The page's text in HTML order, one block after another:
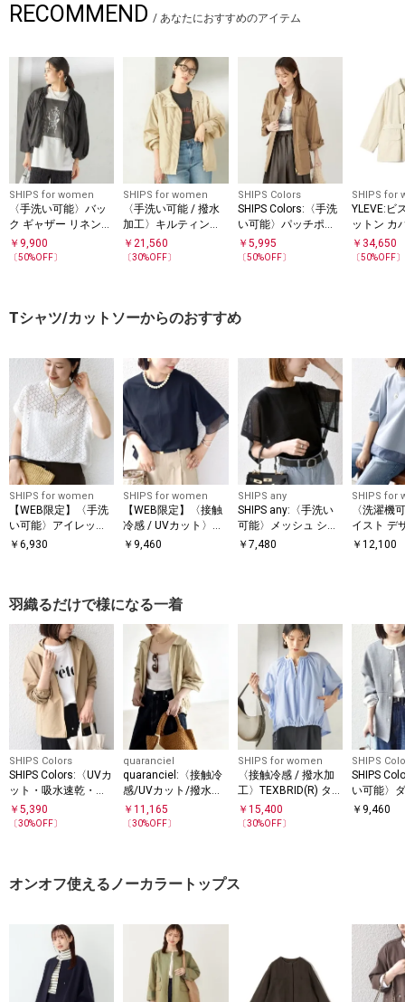
RECOMMEND / あなたにおすすめのアイテム
SHIPS for women
〈手洗い可能〉バッ
ク ギャザー リネン
ジップ ブルゾン
￥ 9,900
〔50%OFF〕
SHIPS for women
〈手洗い可能 / 撥水
加工〉キルティング
ベスト 付き マウンテ
ン パーカー
￥21,560
〔30%OFF〕
SHIPS Colors
SHIPS Colors:〈手洗
い可能〉パッチポケ
ット ミリタリー ブル
ゾン
￥ 5,995
〔50%OFF〕
SHIPS for
YLEVE:ビ
ットン カ
ジャケッ
￥ 34,650
〔50%OFF〕
Tシャツ/カットソーからのおすすめ
SHIPS for women
【WEB限定】〈手洗
い可能〉アイレット
クルーネック プルオ
￥ 6,930
SHIPS for women
【WEB限定】〈接触
冷感 / UVカット〉シ
アー オーガンジー コ
￥ 9,460
SHIPS any
SHIPS any:〈手洗い
可能〉メッシュ シア
ー ハンカチ スリーブ
￥ 7,480
SHIPS for
〈洗濯機
イスト デ
ー ドッキ
￥12,100
羽織るだけで様になる一着
SHIPS Colors
SHIPS Colors:〈UVカ
ット・吸水速乾・抗
菌防臭〉サーパスウ
ェーブ パーカー◇
￥ 5,390
〔30%OFF〕
quaranciel
quaranciel:〈接触冷
感/UVカット/撥水〉
マルチファンクショ
ン ライト ブルゾン
￥11,165
〔30%OFF〕
SHIPS for women
〈接触冷感 / 撥水加
工〉TEXBRID(R) タフ
タ ギャザー 羽織 ブ
ルゾン
￥ 15,400
〔30%OFF〕
SHIPS
SHIPS
い可能〉
ノーカラ
￥ 9,460
オンオフ使えるノーカラートップス